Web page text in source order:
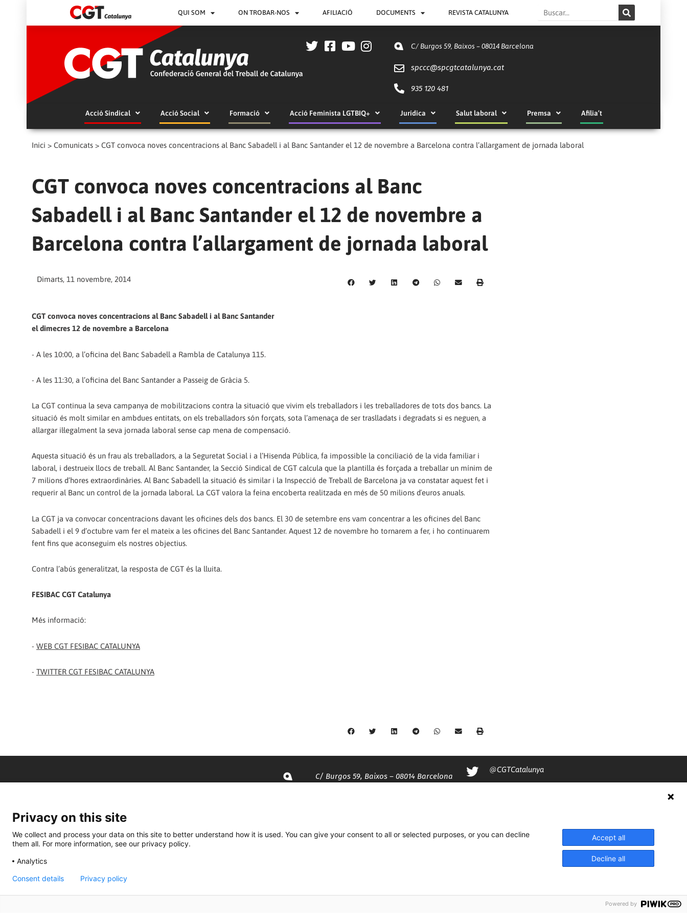
QUI SOM ON TROBAR-NOS AFILIACIÓ DOCUMENTS REVISTA CATALUNYA Search
C/ Burgos 59, Baixos – 08014 Barcelona
spccc@spcgtcatalunya.cat
935 120 481
Acció Sindical Acció Social Formació Acció Feminista LGTBIQ+ Jurídica Salut laboral Premsa Afilia’t
Inici > Comunicats > CGT convoca noves concentracions al Banc Sabadell i al Banc Santander el 12 de novembre a Barcelona contra l’allargament de jornada laboral
CGT convoca noves concentracions al Banc
Sabadell i al Banc Santander el 12 de novembre a
Barcelona contra l’allargament de jornada laboral
Dimarts, 11 novembre, 2014
CGT convoca noves concentracions al Banc Sabadell i al Banc Santander
el dimecres 12 de novembre a Barcelona
- A les 10:00, a l’oficina del Banc Sabadell a Rambla de Catalunya 115.
- A les 11:30, a l’oficina del Banc Santander a Passeig de Gràcia 5.
La CGT continua la seva campanya de mobilitzacions contra la situació que vivim els treballadors i les treballadores de tots dos bancs. La
situació és molt similar en ambdues entitats, on els treballadors són forçats, sota l’amenaça de ser traslladats i degradats si es neguen, a
allargar il·legalment la seva jornada laboral sense cap mena de compensació.
Aquesta situació és un frau als treballadors, a la Seguretat Social i a l’Hisenda Pública, fa impossible la conciliació de la vida familiar i
laboral, i destrueix llocs de treball. Al Banc Santander, la Secció Sindical de CGT calcula que la plantilla és forçada a treballar un mínim de
7 milions d’hores extraordinàries. Al Banc Sabadell la situació és similar i la Inspecció de Treball de Barcelona ja va constatar aquest fet i
requerir al Banc un control de la jornada laboral. La CGT valora la feina encoberta realitzada en més de 50 milions d´euros anuals.
La CGT ja va convocar concentracions davant les oficines dels dos bancs. El 30 de setembre ens vam concentrar a les oficines del Banc
Sabadell i el 9 d’octubre vam fer el mateix a les oficines del Banc Santander. Aquest 12 de novembre ho tornarem a fer, i ho continuarem
fent fins que aconseguim els nostres objectius.
Contra l’abús generalitzat, la resposta de CGT és la lluita.
FESIBAC CGT Catalunya
Més informació:
- WEB CGT FESIBAC CATALUNYA
- TWITTER CGT FESIBAC CATALUNYA
C/ Burgos 59, Baixos – 08014 Barcelona
935 120 481
@CGTCatalunya
Privacy on this site
We collect and process your data on this site to better understand how it is used. You can give your consent to all or selected purposes, or you can decline
them all. For more information, see our privacy policy.
Analytics
Accept all
Decline all
Consent details Privacy policy
Powered by